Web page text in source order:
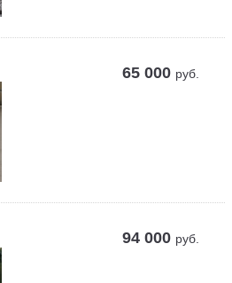
65 000 руб.
94 000 руб.